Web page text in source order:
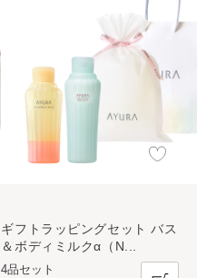
ギフトラッピングセット バス
＆ボディミルクα（N
4品セット